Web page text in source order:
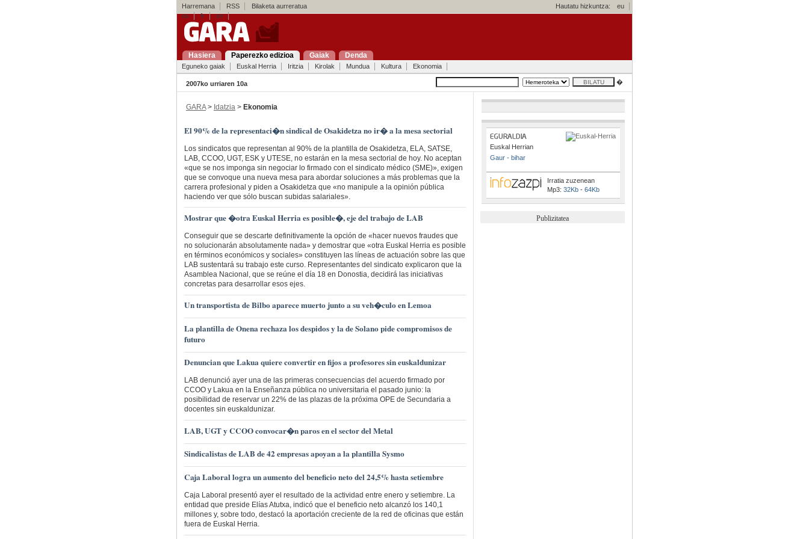
Harremana RSS Bilaketa aurreratua Hautatu hizkuntza:
eu
es
fr en
Hasiera Paperezko edizioa Gaiak Denda
Eguneko gaiak Euskal Herria Iritzia Kirolak Mundua Kultura Ekonomia
2007ko urriaren 10a �
GARA> Idatzia > Ekonomia
El 90% de la representaci�n sindical de Osakidetza no ir� a la mesa sectorial
Los sindicatos que representan al 90% de la plantilla de Osakidetza, ELA, SATSE,
LAB, CCOO, UGT, ESK y UTESE, no estarán en la mesa sectorial de hoy. No aceptan
«que se nos imponga sin negociar lo firmado con el sindicato médico (SME)», exigen
que se convoque una nueva mesa para abordar soluciones a más problemas que la
carrera profesional y piden a Osakidetza que «no manipule a la opinión pública
haciendo ver que sólo buscan subidas salariales».
Mostrar que �otra Euskal Herria es posible�, eje del trabajo de LAB
Conseguir que se descarte definitivamente la opción de «hacer nuevos fraudes que
no solucionarán absolutamente nada» y demostrar que «otra Euskal Herria es posible
en términos económicos y sociales» constituyen las líneas de actuación sobre las que
LAB sustentará su trabajo este curso. Representantes del sindicato explicaron que la
Asamblea Nacional, que se reúne el día 18 en Donostia, decidirá las iniciativas
concretas para desarrollar esos ejes.
Un transportista de Bilbo aparece muerto junto a su veh�culo en Lemoa
La plantilla de Onena rechaza los despidos y la de Solano pide compromisos de
futuro
Denuncian que Lakua quiere convertir en fijos a profesores sin euskaldunizar
LAB denunció ayer una de las primeras consecuencias del acuerdo firmado por
CCOO y Lakua en la Enseñanza pública no universitaria el pasado junio: la
posibilidad de reservar un 22% de las plazas de la próxima OPE de Secundaria a
docentes sin euskaldunizar.
LAB, UGT y CCOO convocar�n paros en el sector del Metal
Sindicalistas de LAB de 42 empresas apoyan a la plantilla Sysmo
Caja Laboral logra un aumento del beneficio neto del 24,5% hasta setiembre
Caja Laboral presentó ayer el resultado de la actividad entre enero y setiembre. La
entidad que preside Elías Atutxa, indicó que el beneficio neto alcanzó los 140,1
millones y, sobre todo, destacó la aportación creciente de la red de oficinas que están
fuera de Euskal Herria.
Euskal Herrian
Gaur - bihar
Irratia zuzenean
Mp3:32Kb-64Kb
Publizitatea